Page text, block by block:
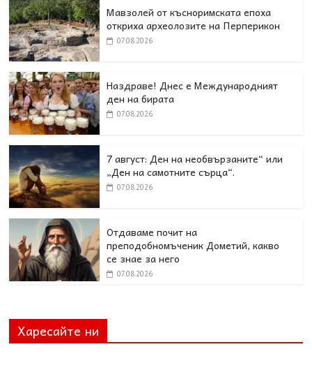
Мавзолей от късноримската епоха
откриха археолозите на Перперикон
07.08.2026
Наздраве! Днес е Международният
ден на бирата
07.08.2026
7 август: Ден на необвързаните“ или
„Ден на самотните сърца“.
07.08.2026
Отдаваме почит на
преподобномъченик Дометий, какво
се знае за него
07.08.2026
Харесайте ни